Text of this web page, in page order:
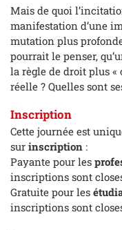
Mais de quoi
manifestation d’une
mutation plus
pourrait le penser,
la règle de droit plus «
réelle ? Quelles sont
Inscription
Cette journée est
sur inscription :
Payante pour les
inscriptions sont
Gratuite pour les
inscriptions sont